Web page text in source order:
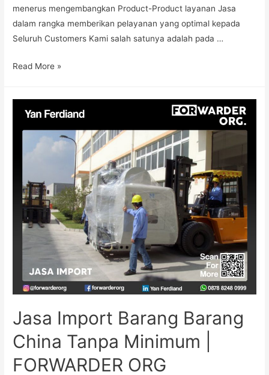
menerus mengembangkan Product-Product layanan Jasa
dalam rangka memberikan pelayanan yang optimal kepada
Seluruh Customers Kami salah satunya adalah pada …
Read More »
Jasa Import Barang Barang
China Tanpa Minimum |
FORWARDER ORG